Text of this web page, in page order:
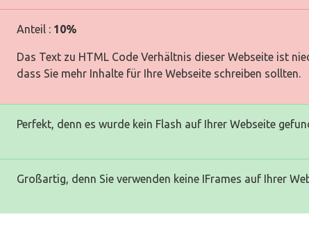
Anteil : 10%
Das Text zu HTML Code Verhältnis dieser Webseite ist
dass Sie mehr Inhalte für Ihre Webseite schreiben sollten.
Perfekt, denn es wurde kein Flash auf Ihrer Webseite
Großartig, denn Sie verwenden keine IFrames auf Ihrer